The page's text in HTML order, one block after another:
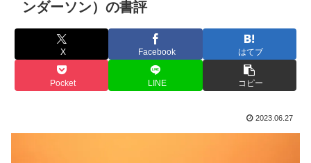
ンダーソン）の書評
X Facebook はてブ
Pocket LINE コピー
2023.06.27